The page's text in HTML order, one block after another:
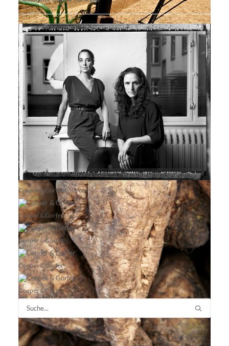
alina9
BDB 5
Cooper & Gorfer Polaroid
Cooper & Gorfer
Cooper & Gorfer
Cooper & Gorfer
Cooper & Gorfer
Cooper & Gorfer